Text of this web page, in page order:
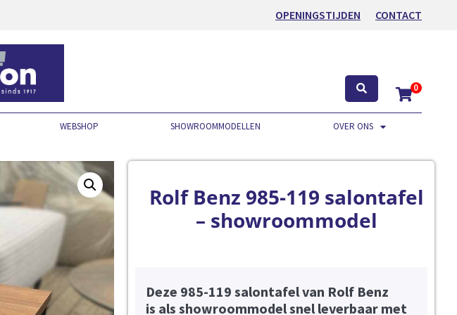
OPENINGSTIJDEN CONTACT
0
WEBSHOP SHOWROOMMODELLEN OVER ONS
Rolf Benz 985-119 salontafel
– showroommodel
Deze 985-119 salontafel van Rolf Benz
is als showroommodel snel leverbaar met